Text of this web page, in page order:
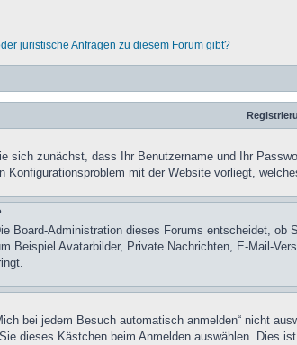
juristische Anfragen zu diesem Forum gibt?
sich zunächst, dass Ihr Benutzername und Ihr
mit der Website vorliegt,
Board-Administration dieses Forums entscheidet,
Beispiel Avatarbilder, Private Nachrichten, E-Mail-
bei jedem Besuch automatisch anmelden“ nicht
dieses Kästchen beim Anmelden auswählen. Dies